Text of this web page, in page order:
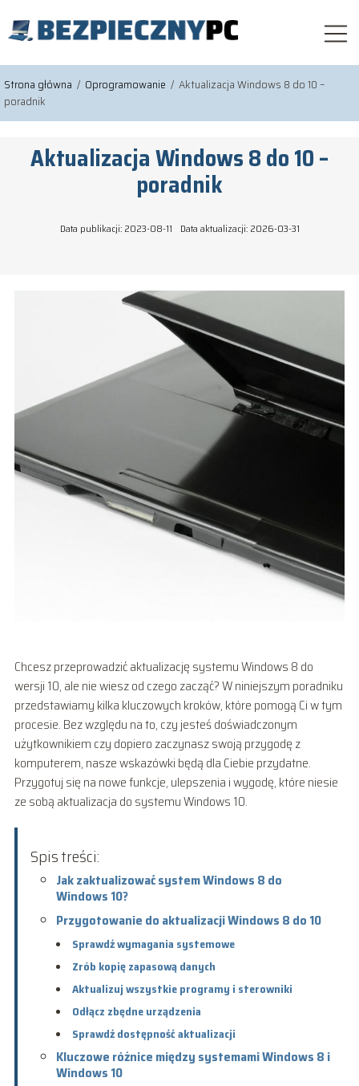
Strona główna / Oprogramowanie / Aktualizacja Windows 8 do 10 –
poradnik
Aktualizacja Windows 8 do 10 –
poradnik
Data publikacji: 2023-08-11 Data aktualizacji: 2026-03-31
Chcesz przeprowadzić aktualizację systemu Windows 8 do
wersji 10, ale nie wiesz od czego zacząć? W niniejszym poradniku
przedstawiamy kilka kluczowych kroków, które pomogą Ci w tym
procesie. Bez względu na to, czy jesteś doświadczonym
użytkownikiem czy dopiero zaczynasz swoją przygodę z
komputerem, nasze wskazówki będą dla Ciebie przydatne.
Przygotuj się na nowe funkcje, ulepszenia i wygodę, które niesie
ze sobą aktualizacja do systemu Windows 10.
Spis treści:
Jak zaktualizować system Windows 8 do
Windows 10?
Przygotowanie do aktualizacji Windows 8 do 10
Sprawdź wymagania systemowe
Zrób kopię zapasową danych
Aktualizuj wszystkie programy i sterowniki
Odłącz zbędne urządzenia
Sprawdź dostępność aktualizacji
Kluczowe różnice między systemami Windows 8 i
Windows 10